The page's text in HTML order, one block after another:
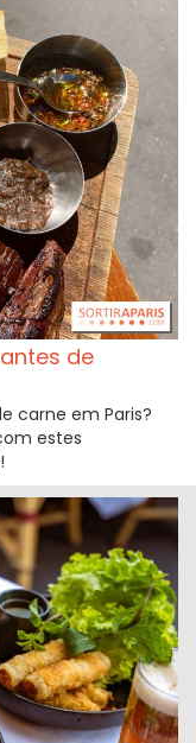
de
carne em Paris?
estes